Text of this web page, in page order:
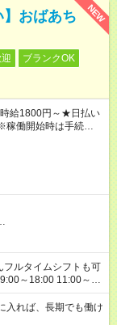
NEW
】おばあち
ブランクOK
給1800円～★日払い
働開始時は手続き完
～18:00 11:00～
令に基づき、週20時
ます ※労働者派遣法
れば、長期でも働け